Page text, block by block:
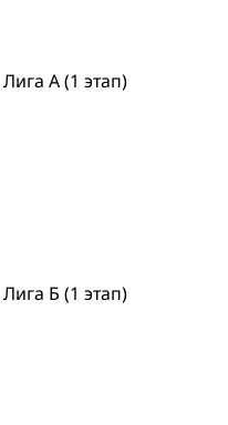
А (1 этап)
Б (1 этап)